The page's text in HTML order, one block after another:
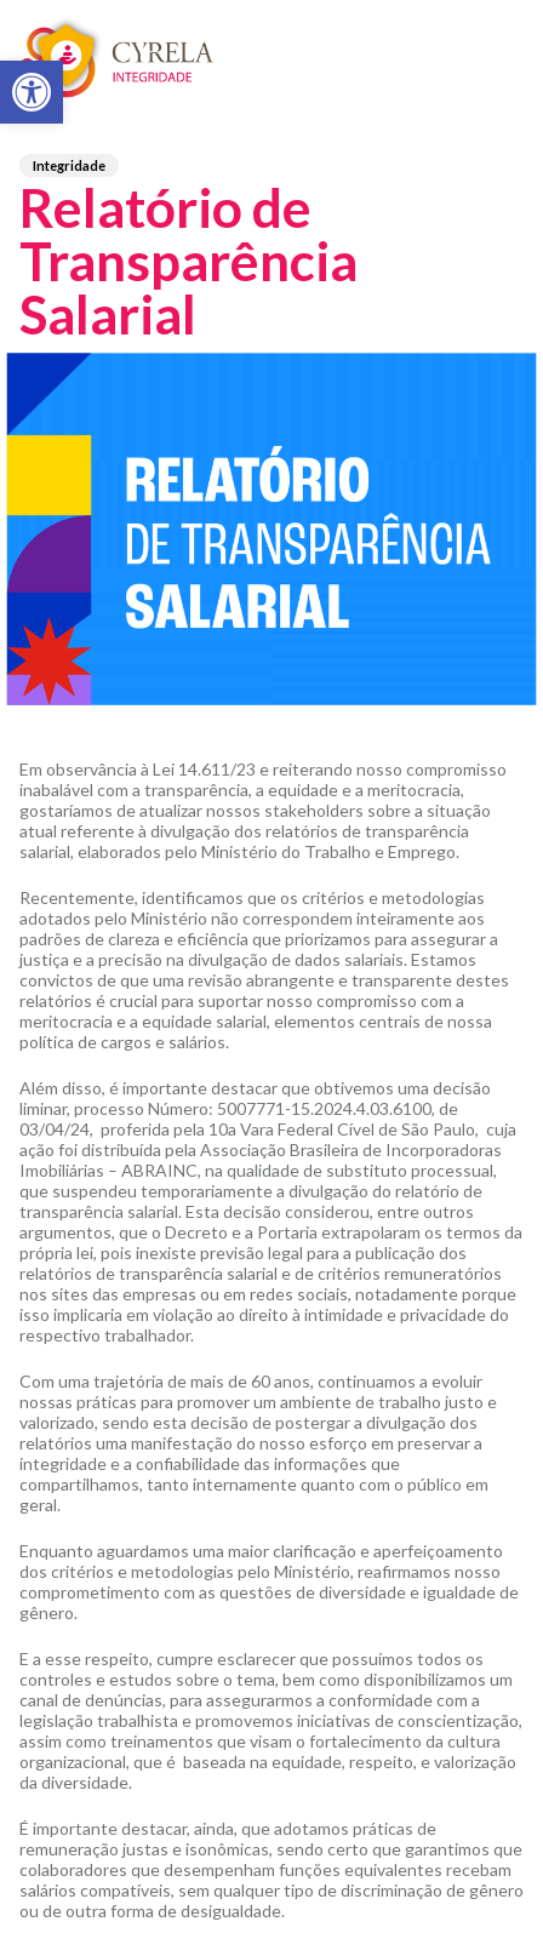
Abrir a barra de ferramentas
Integridade
Relatório de
Transparência
Salarial
Em observância à Lei 14.611/23 e reiterando nosso compromisso
inabalável com a transparência, a equidade e a meritocracia,
gostaríamos de atualizar nossos stakeholders sobre a situação
atual referente à divulgação dos relatórios de transparência
salarial, elaborados pelo Ministério do Trabalho e Emprego.
Recentemente, identificamos que os critérios e metodologias
adotados pelo Ministério não correspondem inteiramente aos
padrões de clareza e eficiência que priorizamos para assegurar a
justiça e a precisão na divulgação de dados salariais. Estamos
convictos de que uma revisão abrangente e transparente destes
relatórios é crucial para suportar nosso compromisso com a
meritocracia e a equidade salarial, elementos centrais de nossa
política de cargos e salários.
Além disso, é importante destacar que obtivemos uma decisão
liminar, processo Número: 5007771-15.2024.4.03.6100, de
03/04/24, proferida pela 10a Vara Federal Cível de São Paulo, cuja
ação foi distribuída pela Associação Brasileira de Incorporadoras
Imobiliárias – ABRAINC, na qualidade de substituto processual,
que suspendeu temporariamente a divulgação do relatório de
transparência salarial. Esta decisão considerou, entre outros
argumentos, que o Decreto e a Portaria extrapolaram os termos da
própria lei, pois inexiste previsão legal para a publicação dos
relatórios de transparência salarial e de critérios remuneratórios
nos sites das empresas ou em redes sociais, notadamente porque
isso implicaria em violação ao direito à intimidade e privacidade do
respectivo trabalhador.
Com uma trajetória de mais de 60 anos, continuamos a evoluir
nossas práticas para promover um ambiente de trabalho justo e
valorizado, sendo esta decisão de postergar a divulgação dos
relatórios uma manifestação do nosso esforço em preservar a
integridade e a confiabilidade das informações que
compartilhamos, tanto internamente quanto com o público em
geral.
Enquanto aguardamos uma maior clarificação e aperfeiçoamento
dos critérios e metodologias pelo Ministério, reafirmamos nosso
comprometimento com as questões de diversidade e igualdade de
gênero.
E a esse respeito, cumpre esclarecer que possuímos todos os
controles e estudos sobre o tema, bem como disponibilizamos um
canal de denúncias, para assegurarmos a conformidade com a
legislação trabalhista e promovemos iniciativas de conscientização,
assim como treinamentos que visam o fortalecimento da cultura
organizacional, que é baseada na equidade, respeito, e valorização
da diversidade.
É importante destacar, ainda, que adotamos práticas de
remuneração justas e isonômicas, sendo certo que garantimos que
colaboradores que desempenham funções equivalentes recebam
salários compatíveis, sem qualquer tipo de discriminação de gênero
ou de outra forma de desigualdade.